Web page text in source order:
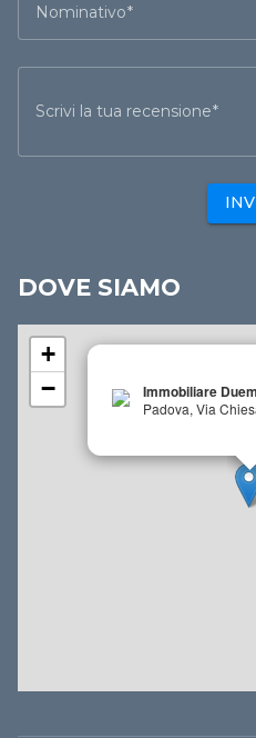
Nominativo
Scrivi la tua recensione
DOVE SIAMO
Immobiliare
Padova, Via
+
−